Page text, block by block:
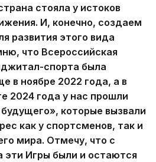
стояла у истоков
И, конечно, создаем
развития этого вида
что Всероссийская
спорта была
в ноябре 2022 года, а в
2024 года у нас прошли
которые вызвали
как у спортсменов, так и
мира. Отмечу, что с
эти Игры были и остаются